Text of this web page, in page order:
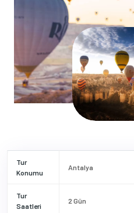
Tur
Konumu
Antalya
Tur
Saatleri
2 Gün